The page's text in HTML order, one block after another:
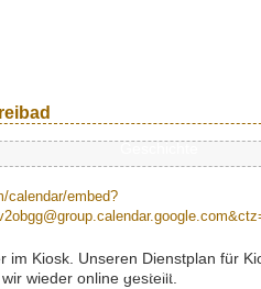
Ehrenamt
calendar/embed?
im Kiosk. Unseren Dienstplan für
wieder online gestellt.